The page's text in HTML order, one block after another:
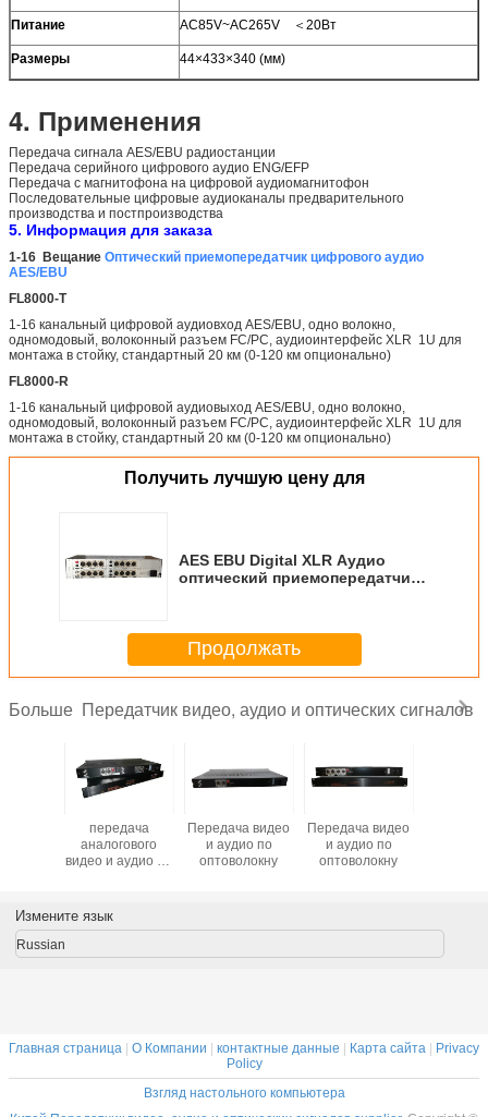
Питание AC85V~AC265V ＜20Вт
Размеры 44×433×340 (мм)
4. Применения
Передача сигнала AES/EBU радиостанции
Передача серийного цифрового аудио ENG/EFP
Передача с магнитофона на цифровой аудиомагнитофон
Последовательные цифровые аудиоканалы предварительного
производства и постпроизводства
5. Информация для заказа
1-16 Вещание Оптический приемопередатчик цифрового аудио
AES/EBU
FL8000-T
1-16 канальный цифровой аудиовход AES/EBU, одно волокно,
одномодовый, волоконный разъем FC/PC, аудиоинтерфейс XLR 1U для
монтажа в стойку, стандартный 20 км (0-120 км опционально)
FL8000-R
1-16 канальный цифровой аудиовыход AES/EBU, одно волокно,
одномодовый, волоконный разъем FC/PC, аудиоинтерфейс XLR 1U для
монтажа в стойку, стандартный 20 км (0-120 км опционально)
Получить лучшую цену для
AES EBU Digital XLR Аудио
оптический приемопередатчик
Продолжать
Больше Передатчик видео, аудио и оптических сигналов
передача
аналогового
видео и аудио по
Передача видео
и аудио по
оптоволокну
Передача видео
и аудио по
оптоволокну
(XLR
Измените язык
Russian
Главная страница | О Компании | контактные данные | Карта сайта | Privacy
Policy
Взгляд настольного компьютера